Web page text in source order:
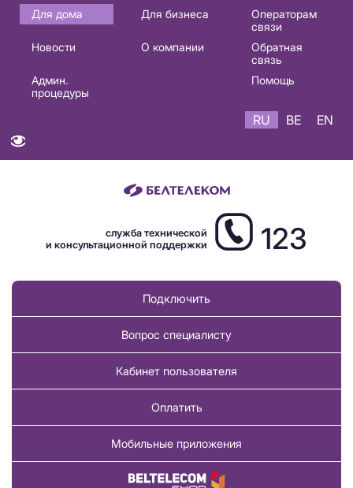
Основная
навигация
Для дома Для бизнеса
Операторам
связи
Новости
О компании
Обратная
связь
Админ.
процедуры
Помощь
RU BE EN
служба технической
и консультационной поддержки
123
Подключить
Вопрос специалисту
Кабинет пользователя
Оплатить
Мобильные приложения
Купить товар